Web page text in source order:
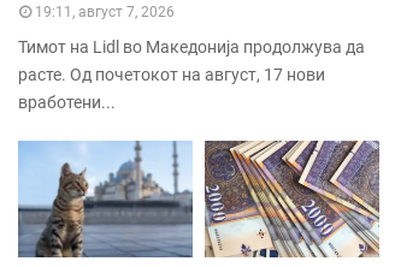
19:11, август 7, 2026
Тимот на Lidl во Македонија продолжува да
расте. Од почетокот на август, 17 нови
вработени...